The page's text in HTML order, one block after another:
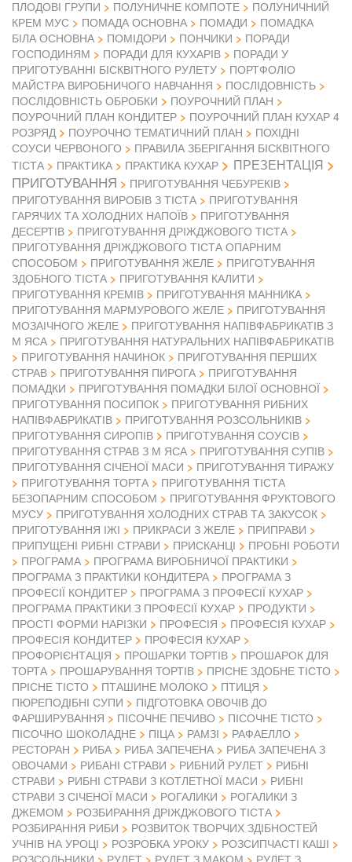
ПЛОДОВІ ГРУПИ ПОЛУНИЧНЕ КОМПОТЕ
ПОЛУНИЧНИЙ
КРЕМ МУС
ПОМАДА ОСНОВНА ПОМАДИ
ПОМАДКА
БІЛА ОСНОВНА
ПОМІДОРИ ПОНЧИКИ
ПОРАДИ
ГОСПОДИНЯМ
ПОРАДИ ДЛЯ КУХАРІВ
ПОРАДИ У
ПРИГОТУВАННІ БІСКВІТНОГО РУЛЕТУ
ПОРТФОЛІО
МАЙСТРА ВИРОБНИЧОГО НАВЧАННЯ
ПОСЛІДОВНІСТЬ
ПОСЛІДОВНІСТЬ ОБРОБКИ
ПОУРОЧНИЙ ПЛАН
ПОУРОЧНИЙ ПЛАН КОНДИТЕР
ПОУРОЧНИЙ ПЛАН КУХАР 4
РОЗРЯД
ПОУРОЧНО ТЕМАТИЧНИЙ ПЛАН
ПОХІДНІ
СОУСИ ЧЕРВОНОГО
ПРАВИЛА ЗБЕРІГАННЯ БІСКВІТНОГО
ТІСТА
ПРАКТИКА ПРАКТИКА КУХАР
ПРЕЗЕНТАЦІЯ
ПРИГОТУВАННЯ
ПРИГОТУВАННЯ ЧЕБУРЕКІВ
ПРИГОТУВАННЯ ВИРОБІВ З ТІСТА
ПРИГОТУВАННЯ
ГАРЯЧИХ ТА ХОЛОДНИХ НАПОЇВ
ПРИГОТУВАННЯ
ДЕСЕРТІВ
ПРИГОТУВАННЯ ДРІЖДЖОВОГО ТІСТА
ПРИГОТУВАННЯ ДРІЖДЖОВОГО ТІСТА ОПАРНИМ
СПОСОБОМ
ПРИГОТУВАННЯ ЖЕЛЕ
ПРИГОТУВАННЯ
ЗДОБНОГО ТІСТА
ПРИГОТУВАННЯ КАЛИТИ
ПРИГОТУВАННЯ КРЕМІВ
ПРИГОТУВАННЯ МАННИКА
ПРИГОТУВАННЯ МАРМУРОВОГО ЖЕЛЕ
ПРИГОТУВАННЯ
МОЗАІЧНОГО ЖЕЛЕ
ПРИГОТУВАННЯ НАПІВФАБРИКАТІВ З
М ЯСА
ПРИГОТУВАННЯ НАТУРАЛЬНИХ НАПІВФАБРИКАТІВ
ПРИГОТУВАННЯ НАЧИНОК
ПРИГОТУВАННЯ ПЕРШИХ
СТРАВ
ПРИГОТУВАННЯ ПИРОГА
ПРИГОТУВАННЯ
ПОМАДКИ
ПРИГОТУВАННЯ ПОМАДКИ БІЛОЇ ОСНОВНОЇ
ПРИГОТУВАННЯ ПОСИПОК
ПРИГОТУВАННЯ РИБНИХ
НАПІВФАБРИКАТІВ
ПРИГОТУВАННЯ РОЗСОЛЬНИКІВ
ПРИГОТУВАННЯ СИРОПІВ
ПРИГОТУВАННЯ СОУСІВ
ПРИГОТУВАННЯ СТРАВ З М ЯСА
ПРИГОТУВАННЯ СУПІВ
ПРИГОТУВАННЯ СІЧЕНОЇ МАСИ
ПРИГОТУВАННЯ ТИРАЖУ
ПРИГОТУВАННЯ ТОРТА
ПРИГОТУВАННЯ ТІСТА
БЕЗОПАРНИМ СПОСОБОМ
ПРИГОТУВАННЯ ФРУКТОВОГО
МУСУ
ПРИГОТУВАННЯ ХОЛОДНИХ СТРАВ ТА ЗАКУСОК
ПРИГОТУВАННЯ ІЖІ
ПРИКРАСИ З ЖЕЛЕ
ПРИПРАВИ
ПРИПУЩЕНІ РИБНІ СТРАВИ
ПРИСКАНЦІ
ПРОБНІ РОБОТИ
ПРОГРАМА
ПРОГРАМА ВИРОБНИЧОЇ ПРАКТИКИ
ПРОГРАМА З ПРАКТИКИ КОНДИТЕРА
ПРОГРАМА З
ПРОФЕСІЇ КОНДИТЕР
ПРОГРАМА З ПРОФЕСІЇ КУХАР
ПРОГРАМА ПРАКТИКИ З ПРОФЕСІЇ КУХАР
ПРОДУКТИ
ПРОСТІ ФОРМИ НАРІЗКИ
ПРОФЕСІЯ
ПРОФЕСІЯ КУХАР
ПРОФЕСІЯ КОНДИТЕР
ПРОФЕСІЯ КУХАР
ПРОФОРІЄНТАЦІЯ
ПРОШАРКИ ТОРТІВ
ПРОШАРОК ДЛЯ
ТОРТА
ПРОШАРУВАННЯ ТОРТІВ
ПРІСНЕ ЗДОБНЕ ТІСТО
ПРІСНЕ ТІСТО
ПТАШИНЕ МОЛОКО
ПТИЦЯ
ПЮРЕПОДІБНІ СУПИ
ПІДГОТОВКА ОВОЧІВ ДО
ФАРШИРУВАННЯ
ПІСОЧНЕ ПЕЧИВО
ПІСОЧНЕ ТІСТО
ПІСОЧНО ШОКОЛАДНЕ
ПІЦА РАМЗІ
РАФАЕЛЛО
РЕСТОРАН
РИБА РИБА ЗАПЕЧЕНА
РИБА ЗАПЕЧЕНА З
ОВОЧАМИ
РИБАНІ СТРАВИ РИБНИЙ РУЛЕТ
РИБНІ
СТРАВИ
РИБНІ СТРАВИ З КОТЛЕТНОЇ МАСИ
РИБНІ
СТРАВИ З СІЧЕНОЇ МАСИ
РОГАЛИКИ
РОГАЛИКИ З
ДЖЕМОМ
РОЗБИРАННЯ ДРІЖДЖОВОГО ТІСТА
РОЗБИРАННЯ РИБИ
РОЗВИТОК ТВОРЧИХ ЗДІБНОСТЕЙ
УЧНІВ НА УРОЦІ
РОЗРОБКА УРОКУ
РОЗСИПЧАСТІ КАШІ